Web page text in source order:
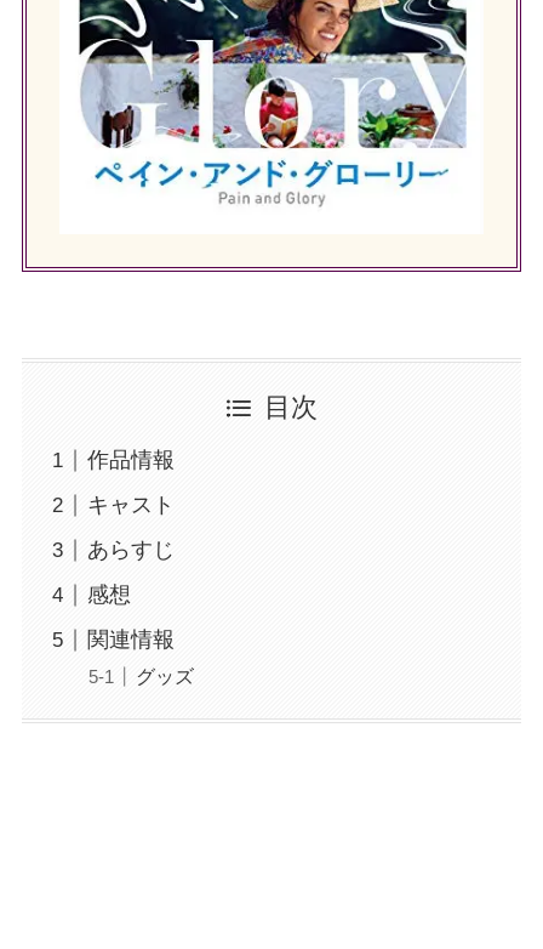
目次
作品情報
キャスト
あらすじ
感想
関連情報
グッズ